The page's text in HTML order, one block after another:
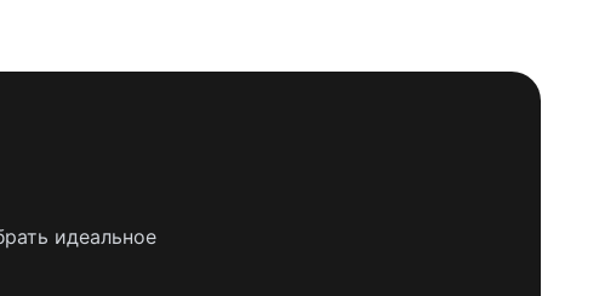
идеальное